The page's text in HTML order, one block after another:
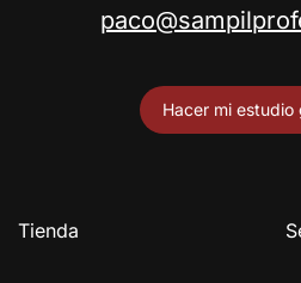
Hacer mi estudio
Tienda